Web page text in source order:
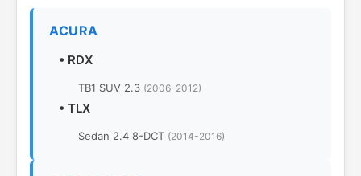
ACURA
• RDX
TB1 SUV 2.3 (2006-2012)
• TLX
Sedan 2.4 8-DCT (2014-2016)